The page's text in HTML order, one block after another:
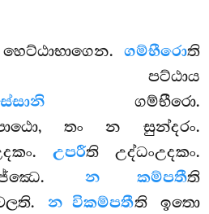
ගම්භීරොති
පට්ඨාය
ගම්භීරො.
පාඨො, තං න සුන්දරං.
උපරීති උද්ධංඋදකං.
න කම්පතීති
න විකම්පතීති ඉතො